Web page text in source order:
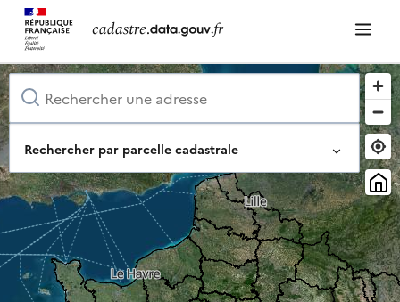
Rechercher par parcelle cadastrale
Identifiant complet de la parcelle
Ou composez-le pas à pas
Département